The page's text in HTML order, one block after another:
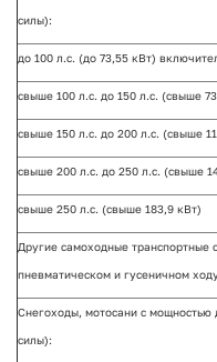
силы):
до 100 л.с. (до 73,55 кВт)
свыше 100 л.с. до 150 л.с. (свыше
свыше 150 л.с. до 200 л.с. (свыше
свыше 200 л.с. до 250 л.с. (свыше
свыше 250 л.с. (свыше 183,9 кВт)
Другие самоходные
пневматическом и гусеничном
Снегоходы, мотосани с
силы):